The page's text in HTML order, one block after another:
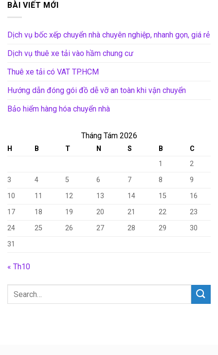
BÀI VIẾT MỚI
Dịch vụ bốc xếp chuyển nhà chuyên nghiệp, nhanh gọn, giá rẻ
Dịch vụ thuê xe tải vào hầm chung cư
Thuê xe tải có VAT TP.HCM
Hướng dẫn đóng gói đồ dễ vỡ an toàn khi vận chuyển
Bảo hiểm hàng hóa chuyển nhà
Tháng Tám 2026
H B T N S B
C
1
2
3
4 5 6 7 8
9
10
11 12 13 14 15
16
17
18 19 20 21 22
23
24
25 26 27 28 29
30
31
« Th10